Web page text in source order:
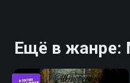
Ещё в жанре: